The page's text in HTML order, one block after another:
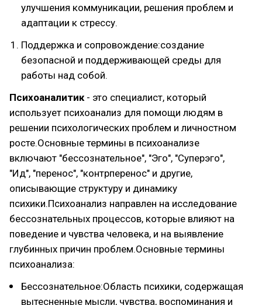
улучшения коммуникации, решения проблем и
адаптации к стрессу.
Поддержка и сопровождение:создание
безопасной и поддерживающей среды для
работы над собой.
Психоаналитик- это специалист, который
использует психоанализ для помощи людям в
решении психологических проблем и личностном
росте.Основные термины в психоанализе
включают "бессознательное", "Эго", "Суперэго",
"Ид", "перенос", "контрперенос" и другие,
описывающие структуру и динамику
психики.Психоанализ направлен на исследование
бессознательных процессов, которые влияют на
поведение и чувства человека, и на выявление
глубинных причин проблем.Основные термины
психоанализа:
Бессознательное:Область психики, содержащая
вытесненные мысли, чувства, воспоминания и